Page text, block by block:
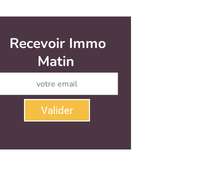
Recevoir Immo
Matin
Valider